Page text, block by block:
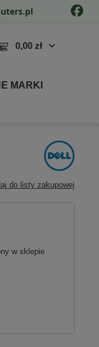
0,00 zł
MARKI
do listy zakupowej
w sklepie